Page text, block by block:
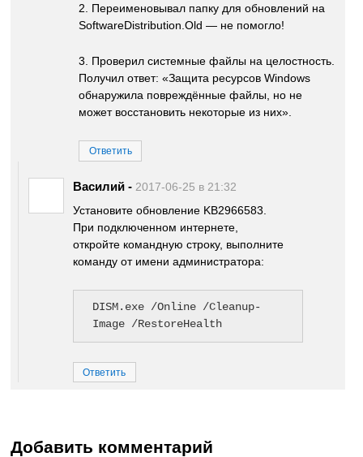
2. Переименовывал папку для обновлений на
SoftwareDistribution.Old — не помогло!
3. Проверил системные файлы на целостность.
Получил ответ: «Защита ресурсов Windows
обнаружила повреждённые файлы, но не
может восстановить некоторые из них».
Ответить
Василий - 2017-06-25 в 21:32
Установите обновление KB2966583.
При подключенном интернете,
откройте командную строку, выполните
команду от имени администратора:
DISM.exe /Online /Cleanup-
Image /RestoreHealth
Ответить
Добавить комментарий